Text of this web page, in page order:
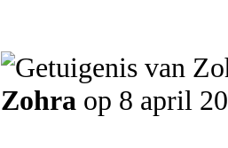
Zohra op 8 april